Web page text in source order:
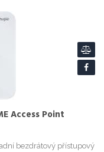
Access Point
bezdrátový přístupový